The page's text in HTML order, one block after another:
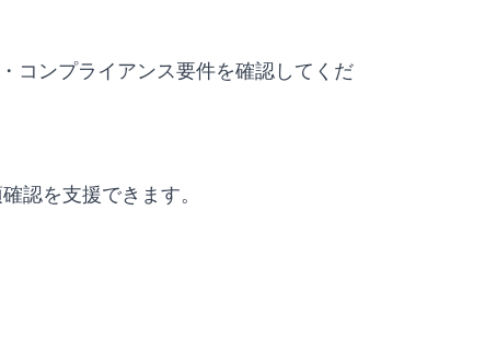
コンプライアンス要件を確認してくだ
認を支援できます。